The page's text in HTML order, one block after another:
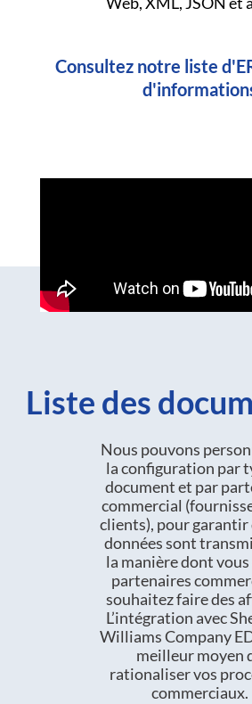
Consultez notre liste
Liste des
Nous pouvons
la configuration par
document et par
commercial
clients), pour garantir
données sont
la manière dont vous
partenaires
souhaitez faire des
L’intégration avec
Williams Company
meilleur moyen
rationaliser vos
commerciaux.